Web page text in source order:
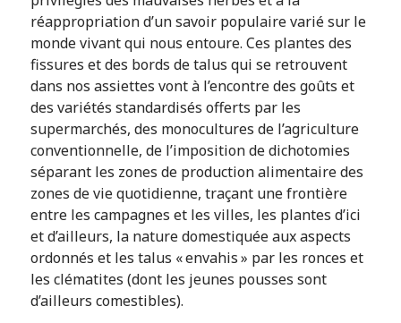
réappropriation d’un savoir populaire varié sur le
monde vivant qui nous entoure. Ces plantes des
fissures et des bords de talus qui se retrouvent
dans nos assiettes vont à l’encontre des goûts et
des variétés standardisés offerts par les
supermarchés, des monocultures de l’agriculture
conventionnelle, de l’imposition de dichotomies
séparant les zones de production alimentaire des
zones de vie quotidienne, traçant une frontière
entre les campagnes et les villes, les plantes d’ici
et d’ailleurs, la nature domestiquée aux aspects
ordonnés et les talus « envahis » par les ronces et
les clématites (dont les jeunes pousses sont
d’ailleurs comestibles).